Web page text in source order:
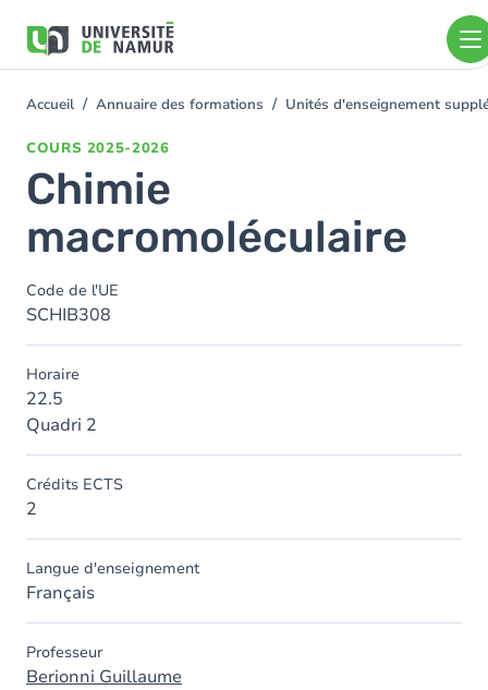
contenu
You
Accueil Annuaire des formations Unités d'enseignement
COURS 2025-2026
Chimie
macromoléculaire
Code de l'UE
SCHIB308
Horaire
22.5
Quadri 2
Crédits ECTS
2
Langue d'enseignement
Français
Professeur
Berionni Guillaume